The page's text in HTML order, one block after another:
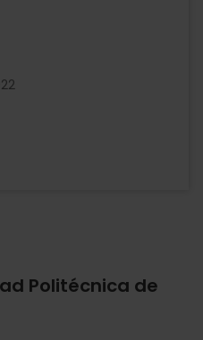
Politécnica de